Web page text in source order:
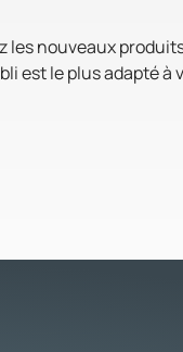
les nouveaux
est le plus adapté à